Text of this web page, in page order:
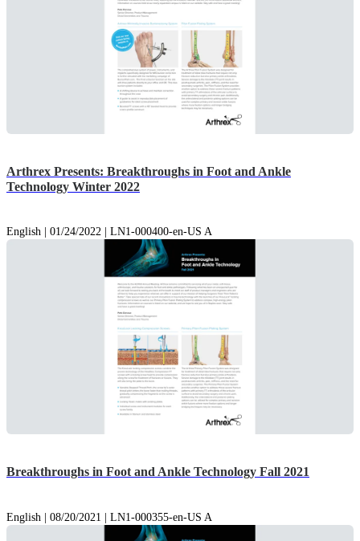
Arthrex Presents: Breakthroughs in Foot and Ankle
Technology Winter 2022
English | 01/24/2022 | LN1-000400-en-US A
Breakthroughs in Foot and Ankle Technology Fall 2021
English | 08/20/2021 | LN1-000355-en-US A